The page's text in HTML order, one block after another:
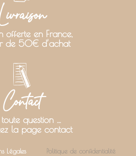
offerte en France,
de 50€ d’achat
Contact
toute question …
la page contact
Légales Politique de confidentialité